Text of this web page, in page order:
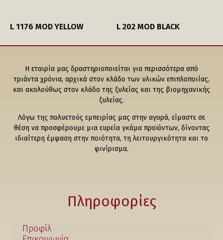
L 1176 MOD YELLOW L 202 MOD BLACK
Η εταιρία μας δραστηριοποιείται για περισσότερα από
τριάντα χρόνια, αρχικά στον κλάδο των υλικών επιπλοποιίας,
και ακολούθως στον κλάδο της ξυλείας και της βιομηχανικής
ξυλείας.
Λόγω της πολυετούς εμπειρίας μας στην αγορά, είμαστε σε
θέση να προσφέρουμε μια ευρεία γκάμα προϊόντων, δίνοντας
ιδιαίτερη έμφαση στην ποιότητα, τη λειτουργικότητα και το
φινίρισμα.
Πληροφορίες
Προφίλ